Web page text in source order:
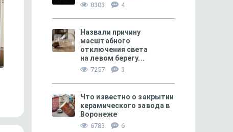
85
«Прошу прощения у суда, господа
Бога и государства…»
под предлогом
пенсии
8303 4
Назвали причину
масштабного
отключения света
на левом берегу...
7257 3
Что известно о закрытии
керамического завода в
Воронеже
6783 6